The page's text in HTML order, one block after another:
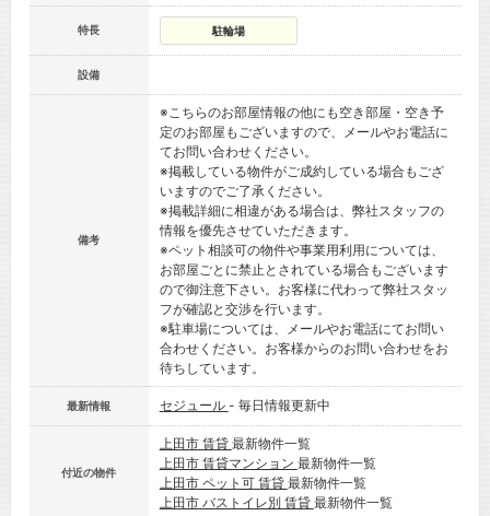
特長 駐輪場
設備
備考
※こちらのお部屋情報の他にも空き部屋・空き予
定のお部屋もございますので、メールやお電話に
てお問い合わせください。
※掲載している物件がご成約している場合もござ
いますのでご了承ください。
※掲載詳細に相違がある場合は、弊社スタッフの
情報を優先させていただきます。
※ペット相談可の物件や事業用利用については、
お部屋ごとに禁止とされている場合もございます
ので御注意下さい。お客様に代わって弊社スタッ
フが確認と交渉を行います。
※駐車場については、メールやお電話にてお問い
合わせください。お客様からのお問い合わせをお
待ちしています。
最新情報 セジュール - 毎日情報更新中
付近の物件
上田市 賃貸 最新物件一覧
上田市 賃貸マンション 最新物件一覧
上田市 ペット可 賃貸 最新物件一覧
上田市 バストイレ別 賃貸 最新物件一覧